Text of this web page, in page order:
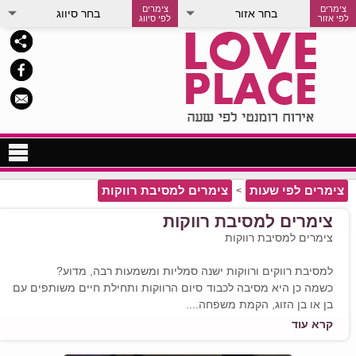
צימרים לפי שעה בצפון
צימרים לפי שעה בדרום
צימרים לפי שעות
מלון לפי שעה
צימרים לפי שעות > צימרים למסיבת רווקות
צימרים
לפי אזור
בחר אזור
צימרים
לפי סיווג
בחר סיווג
צימרים למסיבת רווקות
צימרים למסיבת רווקות
למסיבת רווקים ורווקות ישנה סמליות ומשמעות רבה, מדוע?
כשמה כן היא מסיבה לכבוד סיום הרווקות ותחילת חיים משותפים עם
בן או בן הזוג, הקמת משפחה....
קרא עוד